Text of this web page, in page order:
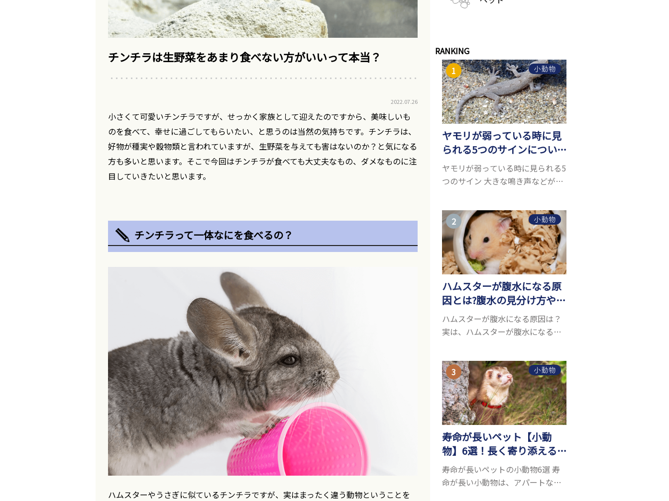
チンチラは生野菜をあまり食べない方がいいって本当？
2022.07.26
小さくて可愛いチンチラですが、せっかく家族として迎えたのですから、美味しいも
のを食べて、幸せに過ごしてもらいたい、と思うのは当然の気持ちです。チンチラは、
好物が種実や穀物類と言われていますが、生野菜を与えても害はないのか？と気になる
方も多いと思います。そこで今回はチンチラが食べても大丈夫なもの、ダメなものに注
目していきたいと思います。
チンチラって一体なにを食べるの？
ハムスターやうさぎに似ているチンチラですが、実はまったく違う動物ということを
RANKING
小動物
ヤモリが弱っている時に見
られる5つのサインについ
て詳しくご紹介！
ヤモリが弱っている時に見られる5
つのサイン 大きな鳴き声などがな
して人気が高まっているヤモリを
お迎えしたいと思う人も多いので
はないでしょうか...
小動物
ハムスターが腹水になる原
因とは?腹水の見分け方や対
処方法を解説
ハムスターが腹水になる原因は？
実は、ハムスターが腹水になる原
しいため、難しい検査を気軽にす
ることができないためです。 腹水
になる理由はさま...
小動物
寿命が長いペット【小動
物】6選！長く寄り添える
小動物はいる？
寿命が長いペットの小動物6選 寿
命が長い小動物は、アパートなど